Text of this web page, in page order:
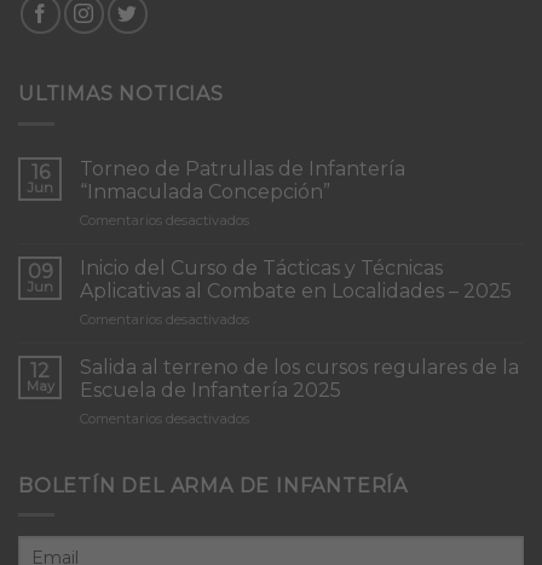
ULTIMAS NOTICIAS
16
Jun
Torneo de Patrullas de Infantería
“Inmaculada Concepción”
Comentarios desactivadosen
de
Patrullas
de
Infantería
Concepción”
09
Jun
Inicio del Curso de Tácticas y Técnicas
Aplicativas al Combate en Localidades – 2025
Comentarios desactivadosen
del
Curso
de
Tácticas
Aplicativas
12
May
Salida al terreno de los cursos regulares de la
Escuela de Infantería 2025
Comentarios desactivadosen
terreno
cursos
BOLETÍN DEL ARMA DE INFANTERÍA